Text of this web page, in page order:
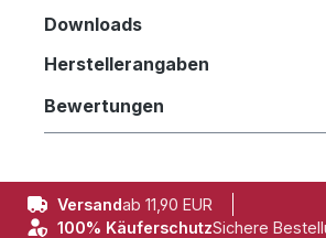
Downloads
Herstellerangaben
Bewertungen
Versandab 11,90 EUR
100% KäuferschutzSichere